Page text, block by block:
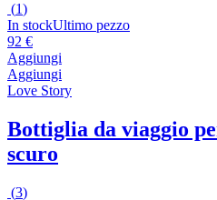
(1)
In stockUltimo pezzo
92 €
Aggiungi
Aggiungi
Love Story
Bottiglia da viaggio
scuro
(3)